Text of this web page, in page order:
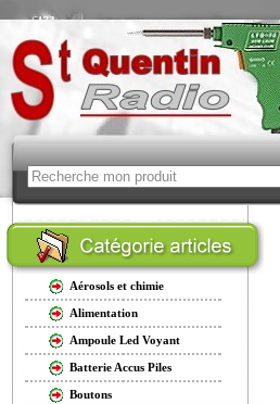
Aérosols et chimie
Alimentation
Ampoule Led Voyant
Batterie Accus Piles
Boutons